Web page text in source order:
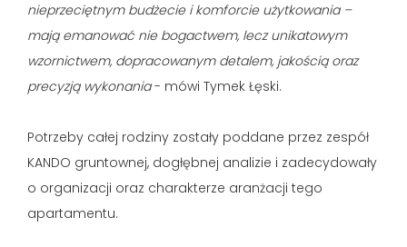
nieprzeciętnym budżecie i komforcie użytkowania –
mają emanować nie bogactwem, lecz unikatowym
wzornictwem, dopracowanym detalem, jakością oraz
precyzją wykonania- mówi Tymek Łęski.
Potrzeby całej rodziny zostały poddane przez zespół
KANDO gruntownej, dogłębnej analizie i zadecydowały
o organizacji oraz charakterze aranżacji tego
apartamentu.